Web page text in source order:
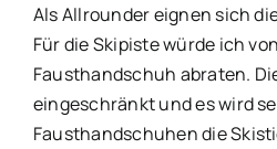
Als Allrounder eignen sich
Für die Skipiste würde ich
Fausthandschuh abraten.
eingeschränkt und es wird
Fausthandschuhen die